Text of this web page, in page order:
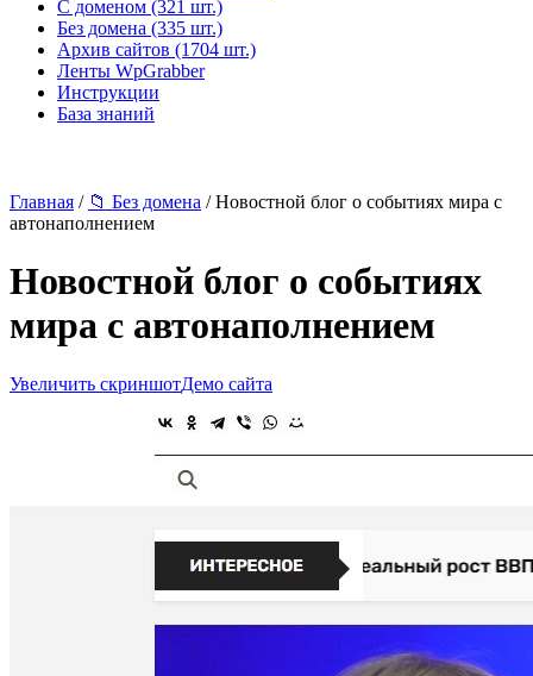
С доменом (321 шт.)
Без домена (335 шт.)
Архив сайтов (1704 шт.)
Ленты WpGrabber
Инструкции
База знаний
Главная / 📁 Без домена / Новостной блог о событиях мира с
автонаполнением
Новостной блог о событиях
мира с автонаполнением
Увеличить скриншотДемо сайта